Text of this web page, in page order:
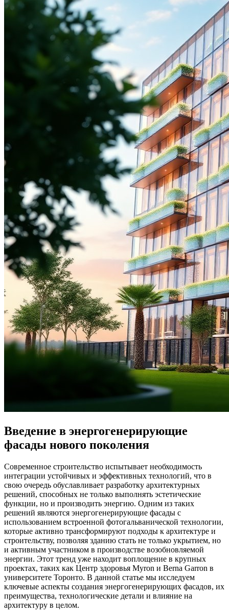
Введение в энергогенерирующие
фасады нового поколения
Современное строительство испытывает необходимость
интеграции устойчивых и эффективных технологий, что в
свою очередь обуславливает разработку архитектурных
решений, способных не только выполнять эстетические
функции, но и производить энергию. Одним из таких
решений являются энергогенерирующие фасады с
использованием встроенной фотогальванической технологии,
которые активно трансформируют подходы к архитектуре и
строительству, позволяя зданию стать не только укрытием, но
и активным участником в производстве возобновляемой
энергии. Этот тренд уже находит воплощение в крупных
проектах, таких как Центр здоровья Myron и Berna Garron в
университете Торонто. В данной статье мы исследуем
ключевые аспекты создания энергогенерирующих фасадов, их
преимущества, технологические детали и влияние на
архитектуру в целом.